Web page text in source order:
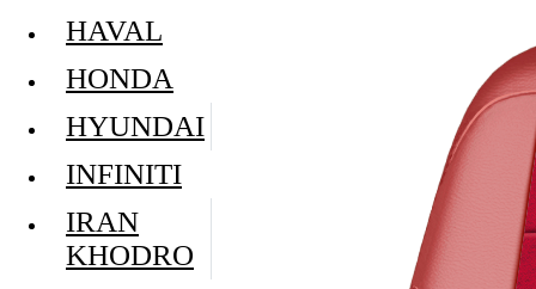
HAVAL
HONDA
HYUNDAI
INFINITI
IRAN
KHODRO